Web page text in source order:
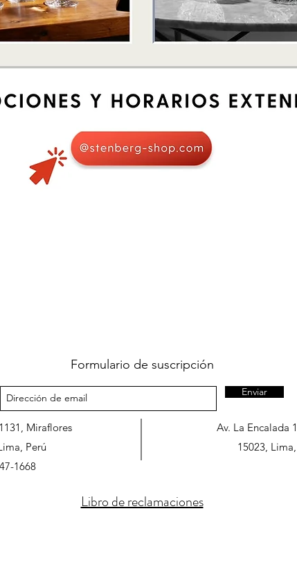
Formulario de suscripción
Enviar
Miraflores
Perú
Av. La Encalada
15023,
1668
Libro de reclamaciones